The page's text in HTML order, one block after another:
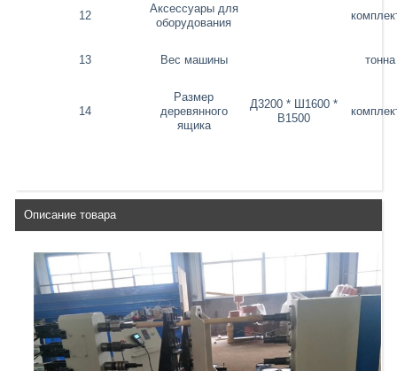
12
Аксессуары для
оборудования
13 Вес машины тонна
14
Размер
деревянного
ящика
Д3200 * Ш1600 *
В1500
Описание товара